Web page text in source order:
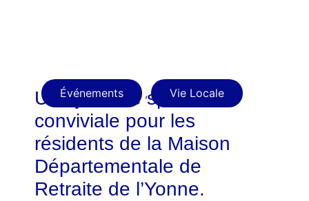
Événements , Vie Locale
Une journée sportive et
conviviale pour les
résidents de la Maison
Départementale de
Retraite de l’Yonne.